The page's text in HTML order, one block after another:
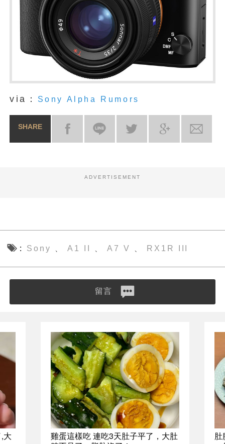
via： Sony Alpha Rumors
SHARE
ADVERTISEMENT
Sony 、 A1 II 、 A7 V 、 RX1R III
留言
大
雞蛋這樣吃 連吃3天肚子平了，大肚
肚